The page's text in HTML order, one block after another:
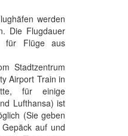
werden
Die Flugdauer
für Flüge aus
Stadtzentrum
Airport Train in
für einige
Lufthansa) ist
(Sie geben
auf und